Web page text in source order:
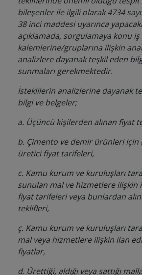
bileşenler ile ilgili olarak 4734
38 inci maddesi uyarınca
açıklamada, sorgulamaya konu iş
kalemlerine/gruplarına ilişkin
analizlere dayanak teşkil eden
sunmaları gerekmektedir.
İsteklilerin analizlerine dayanak
bilgi ve belgeler;
a. Üçüncü kişilerden alınan fiyat
b. Çimento ve demir ürünleri için
üretici fiyat tarifeleri,
c. Kamu kurum ve kuruluşları
sunulan mal ve hizmetlere ilişkin
fiyat tarifeleri veya bunlardan
teklifleri,
ç. Kamu kurum ve kuruluşları
mal veya hizmetlere ilişkin ilan
fiyatlar,
d. Ürettiği, aldığı veya sattığı